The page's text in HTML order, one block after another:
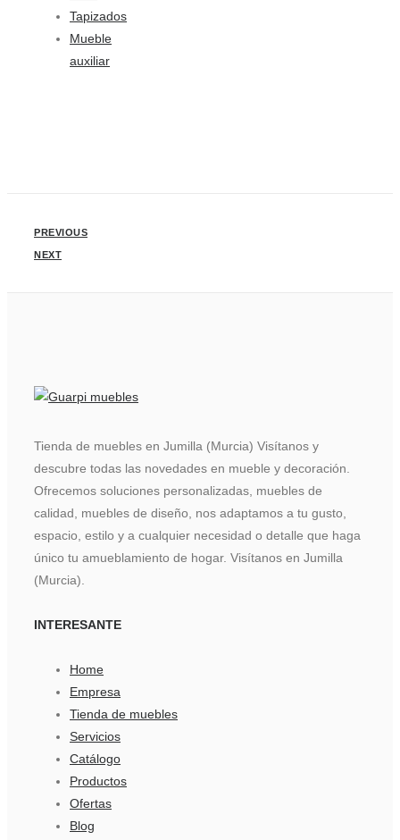
Tapizados
Mueble
auxiliar
PREVIOUS
NEXT
Tienda de muebles en Jumilla (Murcia) Visítanos y
descubre todas las novedades en mueble y decoración.
Ofrecemos soluciones personalizadas, muebles de
calidad, muebles de diseño, nos adaptamos a tu gusto,
espacio, estilo y a cualquier necesidad o detalle que haga
único tu amueblamiento de hogar. Visítanos en Jumilla
(Murcia).
INTERESANTE
Home
Empresa
Tienda de muebles
Servicios
Catálogo
Productos
Ofertas
Blog